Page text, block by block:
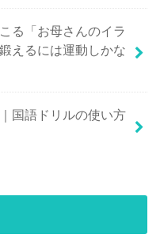
る「お母さんのイラ
えるには運動しかな
国語ドリルの使い方